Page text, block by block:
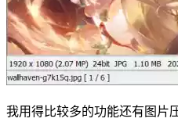
我用得比较多的功能还有图片